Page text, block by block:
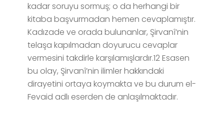
kadar soruyu sormuş; o da herhangi bir
kitaba başvurmadan hemen cevaplamıştır.
Kadızade ve orada bulunanlar, Şirvanî’nin
telaşa kapılmadan doyurucu cevaplar
vermesini takdirle karşılamışlardır.12 Esasen
bu olay, Şirvanî’nin ilimler hakkındaki
dirayetini ortaya koymakta ve bu durum el-
Fevaid adlı eserden de anlaşılmaktadır.